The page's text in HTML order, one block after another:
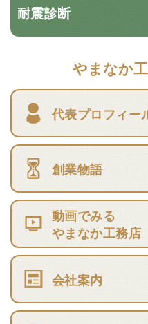
耐震診断
やまなか
代表プロフィー
創業物語
動画でみる
やまなか工務店
会社案内